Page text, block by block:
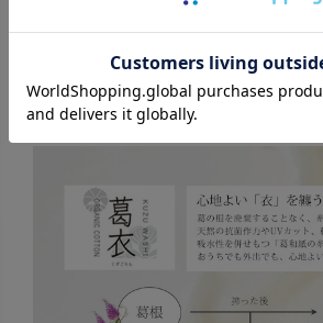
葛と綿の優しさに包
葛衣シリーズ